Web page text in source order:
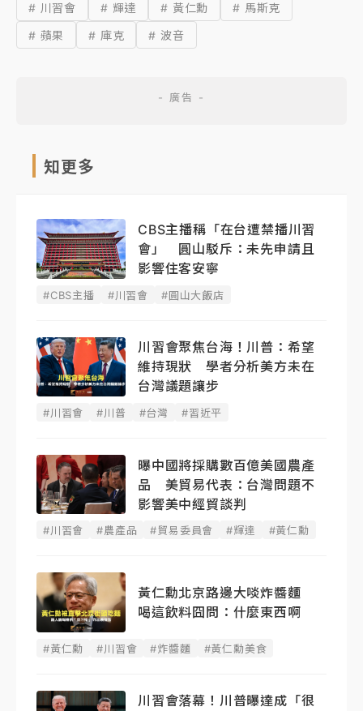
# 川習會 # 輝達 # 黃仁勳
# 馬斯克
# 蘋果
# 庫克 # 波音
知更多
CBS主播稱「在台遭禁播川習
會」 圓山駁斥：未先申請且
影響住客安寧
#CBS主播 #川習會 #圓山大飯店
川習會聚焦台海！川普：希望
維持現狀 學者分析美方未在
台灣議題讓步
#川習會 #川普 #台灣 #習近平
曝中國將採購數百億美國農產
品 美貿易代表：台灣問題不
影響美中經貿談判
#川習會 #農產品 #貿易委員會 #輝達 #黃仁勳
黃仁勳北京路邊大啖炸醬麵
喝這飲料囧問：什麼東西啊
#黃仁勳 #川習會 #炸醬麵 #黃仁勳美食
川習會落幕！川普曝達成「很